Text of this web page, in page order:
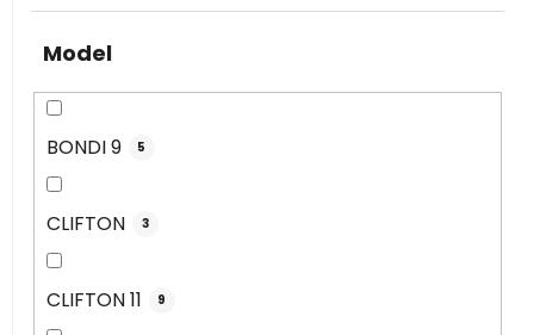
Model
BONDI 9 5
CLIFTON 3
CLIFTON 11 9